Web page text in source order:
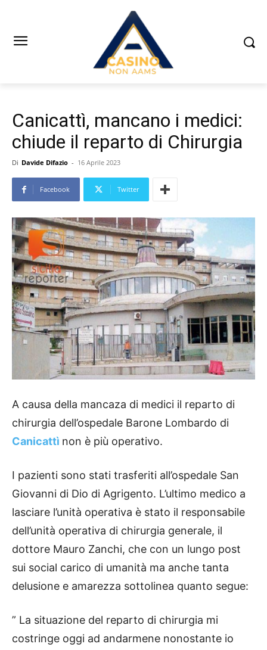
Canicattì, mancano i medici:
chiude il reparto di Chirurgia
Di Davide Difazio - 16 Aprile 2023
Facebook Twitter
A causa della mancaza di medici il reparto di
chirurgia dell’ospedale Barone Lombardo di
Canicattì non è più operativo.
I pazienti sono stati trasferiti all’ospedale San
Giovanni di Dio di Agrigento. L’ultimo medico a
lasciare l’unità operativa è stato il responsabile
dell’unità operativa di chirurgia generale, il
dottore Mauro Zanchi, che con un lungo post
sui social carico di umanità ma anche tanta
delusione e amarezza sottolinea quanto segue:
” La situazione del reparto di chirurgia mi
costringe oggi ad andarmene nonostante io